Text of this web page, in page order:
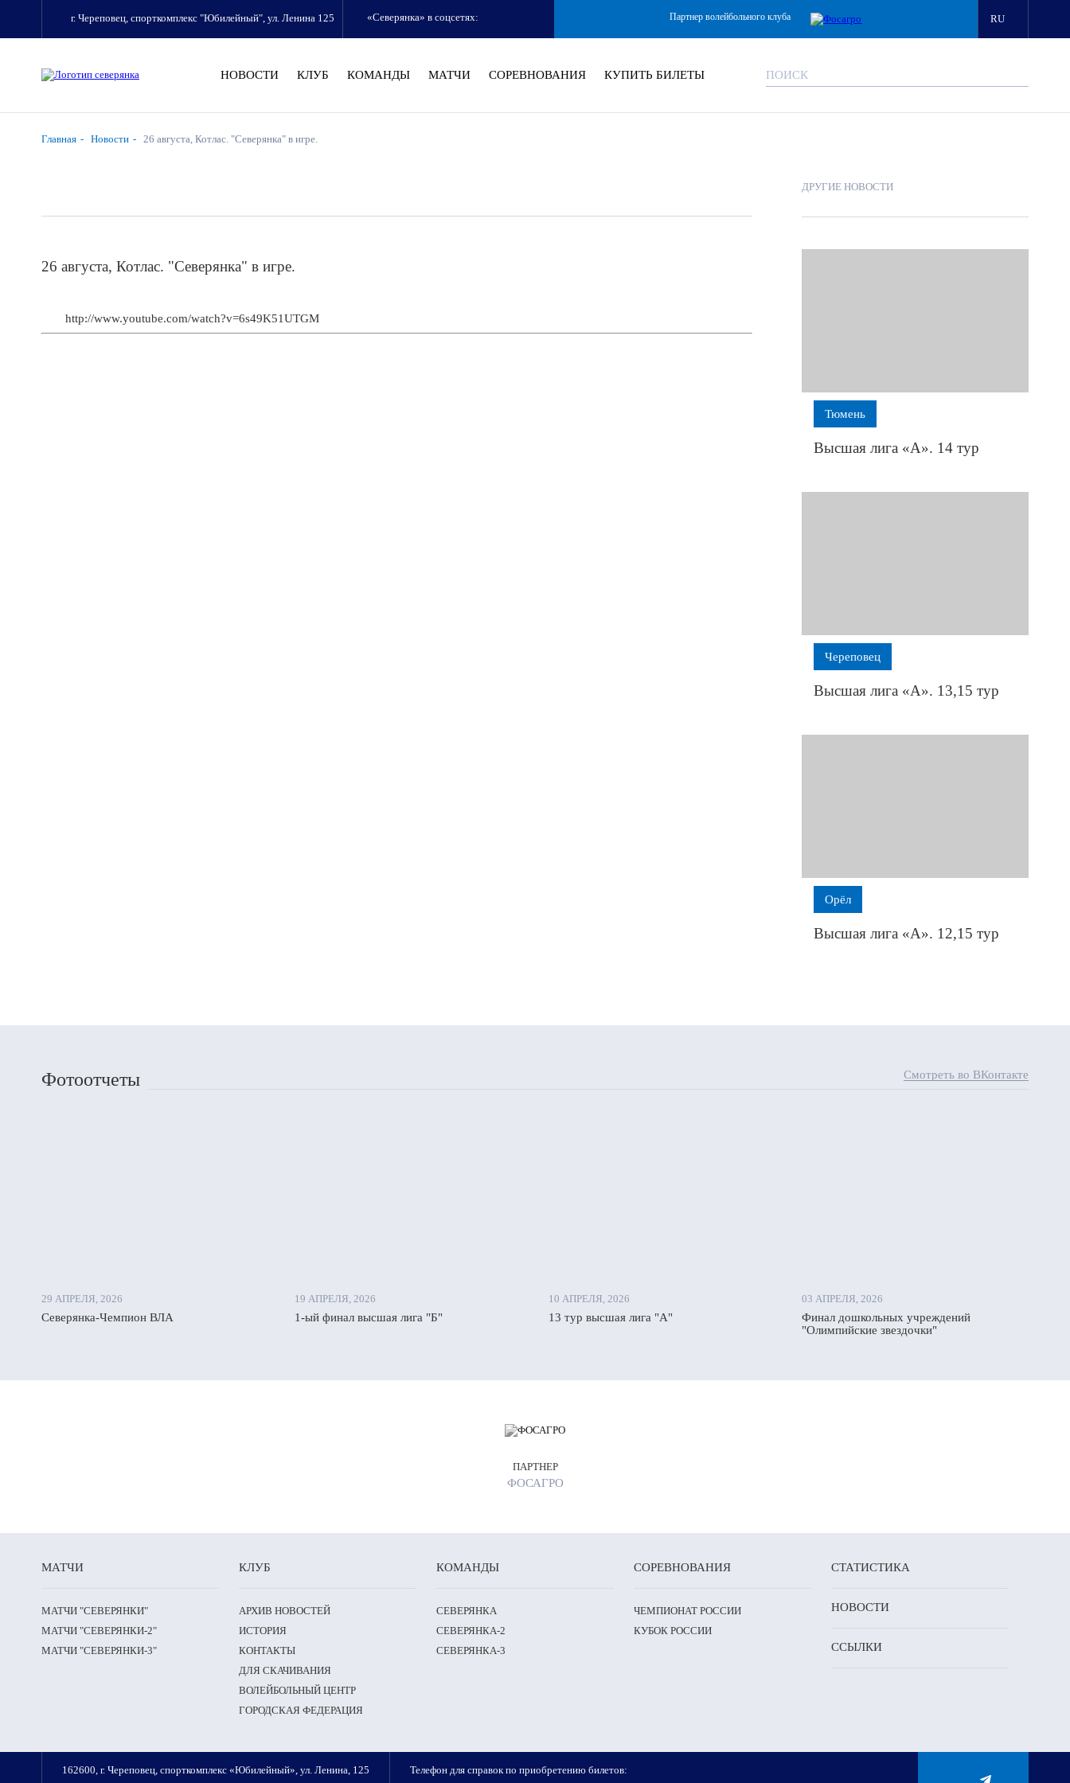
г. Череповец, спорткомплекс "Юбилейный", ул. Ленина 125 «Северянка» в соцсетях: Партнер волейбольного клуба RU
НОВОСТИ КЛУБ КОМАНДЫ МАТЧИ СОРЕВНОВАНИЯ КУПИТЬ БИЛЕТЫ
Главная Новости 26 августа, Котлас. "Северянка" в игре.
26 августа, Котлас. "Северянка" в игре.
http://www.youtube.com/watch?v=6s49K51UTGM
ДРУГИЕ НОВОСТИ
Тюмень
Высшая лига «А». 14 тур
Череповец
Высшая лига «А». 13,15 тур
Орёл
Высшая лига «А». 12,15 тур
Фотоотчеты Смотреть во ВКонтакте
29 АПРЕЛЯ, 2026
Северянка-Чемпион ВЛА
19 АПРЕЛЯ, 2026
1-ый финал высшая лига "Б"
10 АПРЕЛЯ, 2026
13 тур высшая лига "А"
03 АПРЕЛЯ, 2026
Финал дошкольных учреждений
"Олимпийские звездочки"
ПАРТНЕР
ФОСАГРО
МАТЧИ
МАТЧИ "СЕВЕРЯНКИ"
МАТЧИ "СЕВЕРЯНКИ-2"
МАТЧИ "СЕВЕРЯНКИ-3"
КЛУБ
АРХИВ НОВОСТЕЙ
ИСТОРИЯ
КОНТАКТЫ
ДЛЯ СКАЧИВАНИЯ
ВОЛЕЙБОЛЬНЫЙ ЦЕНТР
ГОРОДСКАЯ ФЕДЕРАЦИЯ
КОМАНДЫ
СЕВЕРЯНКА
СЕВЕРЯНКА-2
СЕВЕРЯНКА-3
СОРЕВНОВАНИЯ
ЧЕМПИОНАТ РОССИИ
КУБОК РОССИИ
СТАТИСТИКА
НОВОСТИ
ССЫЛКИ
162600, г. Череповец, спорткомплекс «Юбилейный», ул. Ленина, 125 Телефон для справок по приобретению билетов: